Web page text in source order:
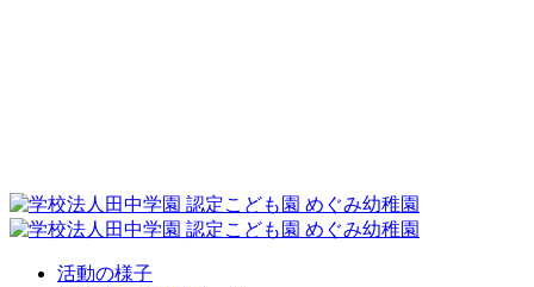
活動の様子